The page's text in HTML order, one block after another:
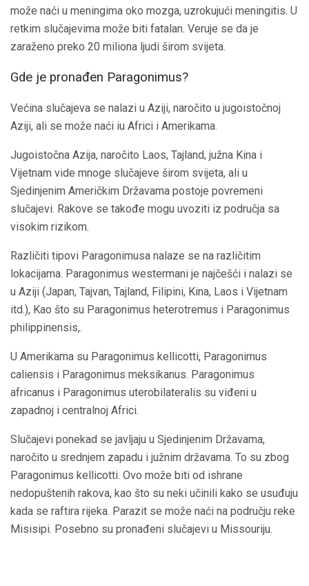
može naći u meningima oko mozga, uzrokujući meningitis. U
retkim slučajevima može biti fatalan. Veruje se da je
zaraženo preko 20 miliona ljudi širom svijeta.
Gde je pronađen Paragonimus?
Većina slučajeva se nalazi u Aziji, naročito u jugoistočnoj
Aziji, ali se može naći iu Africi i Amerikama.
Jugoistočna Azija, naročito Laos, Tajland, južna Kina i
Vijetnam vide mnoge slučajeve širom svijeta, ali u
Sjedinjenim Američkim Državama postoje povremeni
slučajevi. Rakove se takođe mogu uvoziti iz područja sa
visokim rizikom.
Različiti tipovi Paragonimusa nalaze se na različitim
lokacijama. Paragonimus westermani je najčešći i nalazi se
u Aziji (Japan, Tajvan, Tajland, Filipini, Kina, Laos i Vijetnam
itd.), Kao što su Paragonimus heterotremus i Paragonimus
philippinensis,.
U Amerikama su Paragonimus kellicotti, Paragonimus
caliensis i Paragonimus meksikanus. Paragonimus
africanus i Paragonimus uterobilateralis su viđeni u
zapadnoj i centralnoj Africi.
Slučajevi ponekad se javljaju u Sjedinjenim Državama,
naročito u srednjem zapadu i južnim državama. To su zbog
Paragonimus kellicotti. Ovo može biti od ishrane
nedopuštenih rakova, kao što su neki učinili kako se usuđuju
kada se raftira rijeka. Parazit se može naći na području reke
Misisipi. Posebno su pronađeni slučajevi u Missouriju.